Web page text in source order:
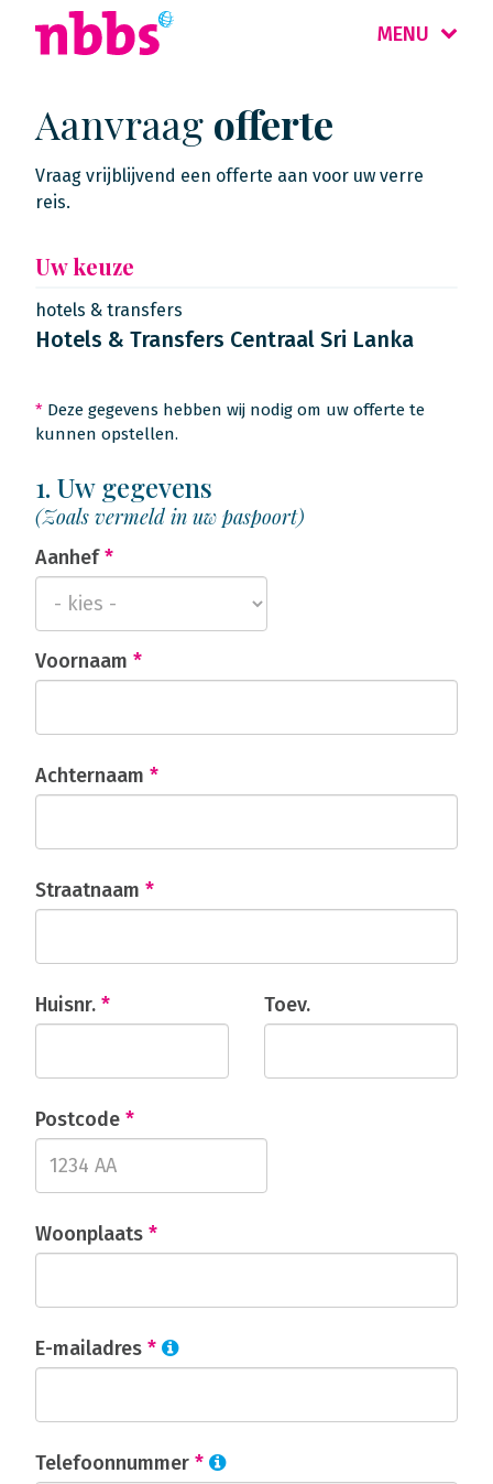
MENU
Aanvraag offerte
Vraag vrijblijvend een offerte aan voor uw verre
reis.
Uw keuze
hotels & transfers
Hotels & Transfers Centraal Sri Lanka
* Deze gegevens hebben wij nodig om uw offerte te
kunnen opstellen.
1. Uw gegevens
(Zoals vermeld in uw paspoort)
Aanhef*
Voornaam *
Achternaam *
Straatnaam *
Huisnr. * Toev.
Postcode *
Woonplaats *
E-mailadres *
Telefoonnummer *